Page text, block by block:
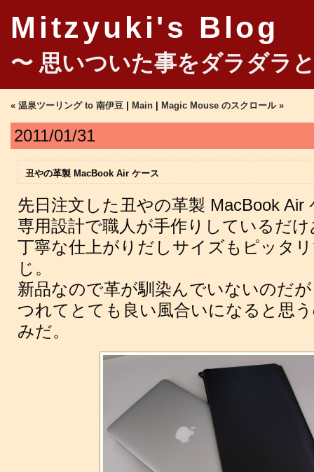
Mitzyuki's Blog
〜 思いついた事をダラダラ
« 温泉ツーリング to 南伊豆 Main Magic Mouse のスクロール »
2011/01/31
丑やの革製 MacBook Air ケース
先日注文した丑やの革製 MacBook Air
専用設計で職人が手作りしているだ
丁寧な仕上がりだしサイズもピッタ
じ。
新品なので革が馴染んでいないのだ
つれてとても良い風合いになると思
みだ。